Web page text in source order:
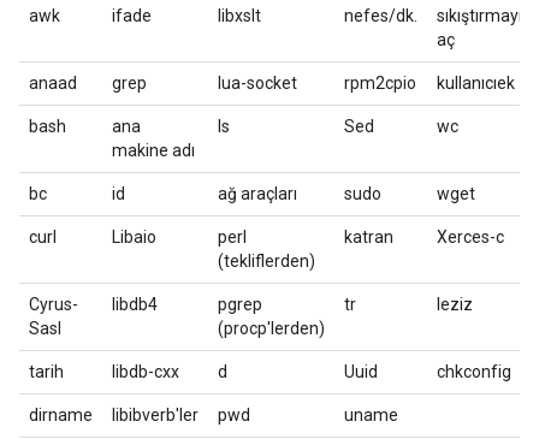
awk ifade libxslt nefes/dk.
sıkıştırmayı
aç
anaad grep lua-socket rpm2cpio kullanıcıek
bash
ana
makine adı
ls Sed wc
bc id ağ araçları sudo wget
curl Libaio
perl
(tekliflerden)
katran Xerces-c
Cyrus-
Sasl
libdb4
pgrep
(procp'lerden)
tr leziz
tarih libdb-cxx d Uuid chkconfig
dirname libibverb'ler pwd uname